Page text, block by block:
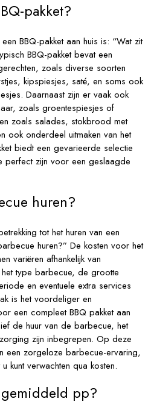
pakket?
BBQ-pakket aan huis is: “Wat zit
BBQ-pakket bevat een
zoals diverse soorten
kipspiesjes, saté, en soms ook
Daarnaast zijn er vaak ook
zoals groentespiesjes of
zoals salades, stokbrood met
ook onderdeel uitmaken van het
biedt een gevarieerde selectie
perfect zijn voor een geslaagde
huren?
tot het huren van een
huren?” De kosten voor het
variëren afhankelijk van
type barbecue, de grootte
en eventuele extra services
is het voordeliger en
een compleet BBQ pakket aan
de huur van de barbecue, het
zijn inbegrepen. Op deze
een zorgeloze barbecue-ervaring,
kunt verwachten qua kosten.
pp?